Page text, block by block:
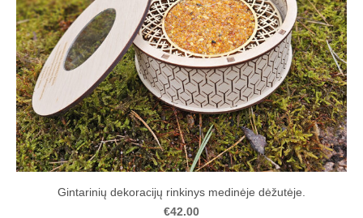
Gintarinių dekoracijų rinkinys medinėje dėžutėje.
€42.00